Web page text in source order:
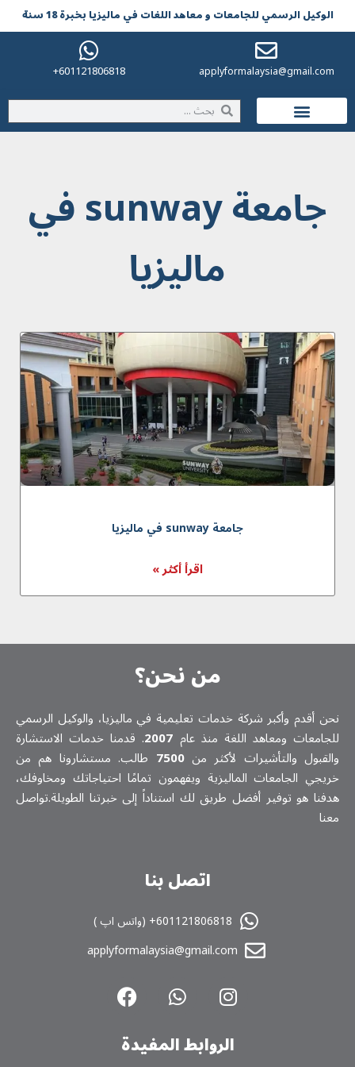
الوکیل الرسمي للجامعات و معاهد اللغات في مالیزیا بخبرة 18 سنة
applyformalaysia@gmail.com
601121806818+
جامعة sunway في
ماليزيا
جامعة sunway في ماليزيا
اقرأ أكثر »
من نحن؟
نحن أقدم وأكبر شركة خدمات تعلیمیة في ماليزيا، والوكيل الرسمي
للجامعات ومعاهد اللغة منذ عام 2007. قدمنا خدمات الاستشارة
والقبول والتأشيرات لأكثر من7500 طالب. مستشارونا هم من
خريجي الجامعات الماليزية ويفهمون تمامًا احتياجاتك ومخاوفك،
هدفنا هو توفير أفضل طريق لك استناداً إلى خبرتنا الطويلة.تواصل
معنا
اتصل بنا
601121806818+ (واتس اپ )
applyformalaysia@gmail.com
الروابط المفیدة